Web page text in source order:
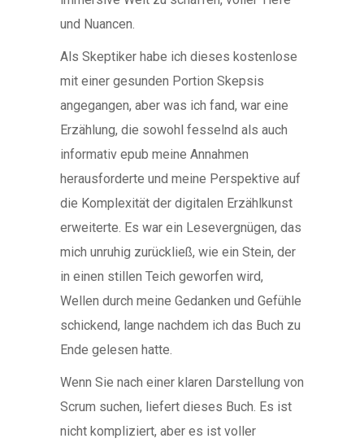
und Nuancen.
Als Skeptiker habe ich dieses kostenlose
mit einer gesunden Portion Skepsis
angegangen, aber was ich fand, war eine
Erzählung, die sowohl fesselnd als auch
informativ epub meine Annahmen
herausforderte und meine Perspektive auf
die Komplexität der digitalen Erzählkunst
erweiterte. Es war ein Lesevergnügen, das
mich unruhig zurückließ, wie ein Stein, der
in einen stillen Teich geworfen wird,
Wellen durch meine Gedanken und Gefühle
schickend, lange nachdem ich das Buch zu
Ende gelesen hatte.
Wenn Sie nach einer klaren Darstellung von
Scrum suchen, liefert dieses Buch. Es ist
nicht kompliziert, aber es ist voller